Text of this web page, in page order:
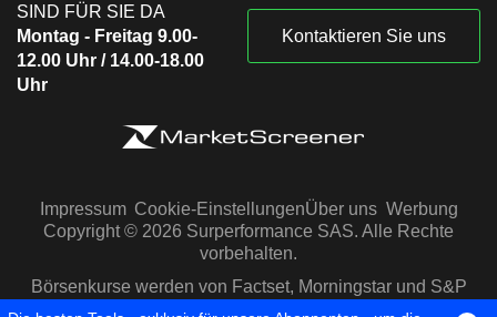
SIND FÜR SIE DA
Montag - Freitag 9.00-
12.00 Uhr / 14.00-18.00
Uhr
Kontaktieren Sie uns
Impressum Cookie-EinstellungenÜber uns Werbung
Copyright © 2026 Surperformance SAS. Alle Rechte
vorbehalten.
Börsenkurse werden von Factset, Morningstar und S&P
Capital IQ zur Verfügung gestellt